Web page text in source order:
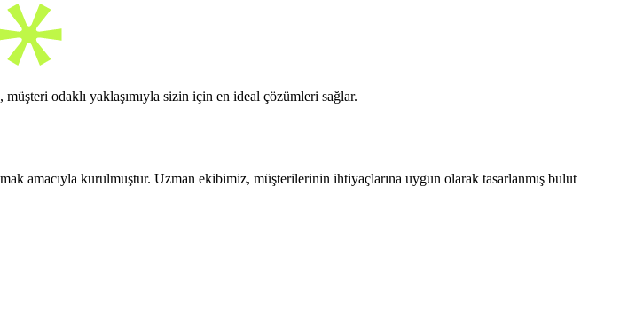
odaklı yaklaşımıyla sizin için en ideal çözümleri sağlar.
amacıyla kurulmuştur. Uzman ekibimiz, müşterilerinin ihtiyaçlarına uygun olarak tasarlanmış bulut